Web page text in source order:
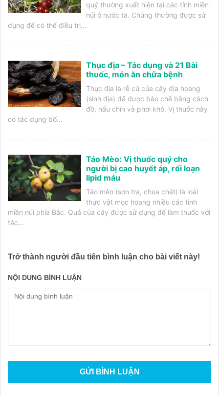
quý thường xuất hiện tại các tỉnh miền
núi ở nước ta. Chúng thường được sử
dụng để có thể điều trị...
Thục địa – Tác dụng và 21 Bài
thuốc, món ăn chữa bệnh
Thục địa là rễ củ của cây địa hoàng
(sinh địa) đã được bào chế bằng cách
đồ, nấu chín và phơi khô. Vị thuốc này
có tác dụng bổ...
Táo Mèo: Vị thuốc quý cho
người bị cao huyết áp, rối loạn
lipid máu
Táo mèo (sơn tra, chua chát) là loài
thực vật mọc hoang nhiều các tỉnh
miền núi phía Bắc. Quả của cây được sử dụng để làm thuốc với
tác...
Trở thành người đầu tiên bình luận cho bài viết này!
NỘI DUNG BÌNH LUẬN